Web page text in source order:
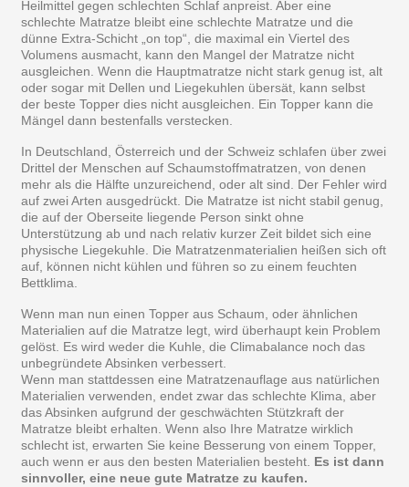
Heilmittel gegen schlechten Schlaf anpreist. Aber eine
schlechte Matratze bleibt eine schlechte Matratze und die
dünne Extra-Schicht „on top“, die maximal ein Viertel des
Volumens ausmacht, kann den Mangel der Matratze nicht
ausgleichen. Wenn die Hauptmatratze nicht stark genug ist, alt
oder sogar mit Dellen und Liegekuhlen übersät, kann selbst
der beste Topper dies nicht ausgleichen. Ein Topper kann die
Mängel dann bestenfalls verstecken.
In Deutschland, Österreich und der Schweiz schlafen über zwei
Drittel der Menschen auf Schaumstoffmatratzen, von denen
mehr als die Hälfte unzureichend, oder alt sind. Der Fehler wird
auf zwei Arten ausgedrückt. Die Matratze ist nicht stabil genug,
die auf der Oberseite liegende Person sinkt ohne
Unterstützung ab und nach relativ kurzer Zeit bildet sich eine
physische Liegekuhle. Die Matratzenmaterialien heißen sich oft
auf, können nicht kühlen und führen so zu einem feuchten
Bettklima.
Wenn man nun einen Topper aus Schaum, oder ähnlichen
Materialien auf die Matratze legt, wird überhaupt kein Problem
gelöst. Es wird weder die Kuhle, die Climabalance noch das
unbegründete Absinken verbessert.
Wenn man stattdessen eine Matratzenauflage aus natürlichen
Materialien verwenden, endet zwar das schlechte Klima, aber
das Absinken aufgrund der geschwächten Stützkraft der
Matratze bleibt erhalten. Wenn also Ihre Matratze wirklich
schlecht ist, erwarten Sie keine Besserung von einem Topper,
auch wenn er aus den besten Materialien besteht. Es ist dann
sinnvoller, eine neue gute Matratze zu kaufen.